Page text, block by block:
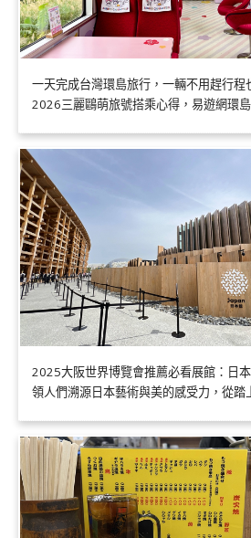
一天完成台灣環島旅行，一輛不用趕行程
2026三麗鷗萌旅號搭乘心得，易遊網環
2025大阪世界博覽會推薦必看展館：日
領人們溯源日本藝術與美的感受力，從踏